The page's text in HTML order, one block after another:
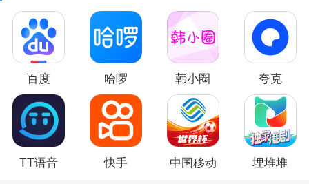
百度 哈啰 韩小圈 夸克
TT语音 快手 中国移动 埋堆堆